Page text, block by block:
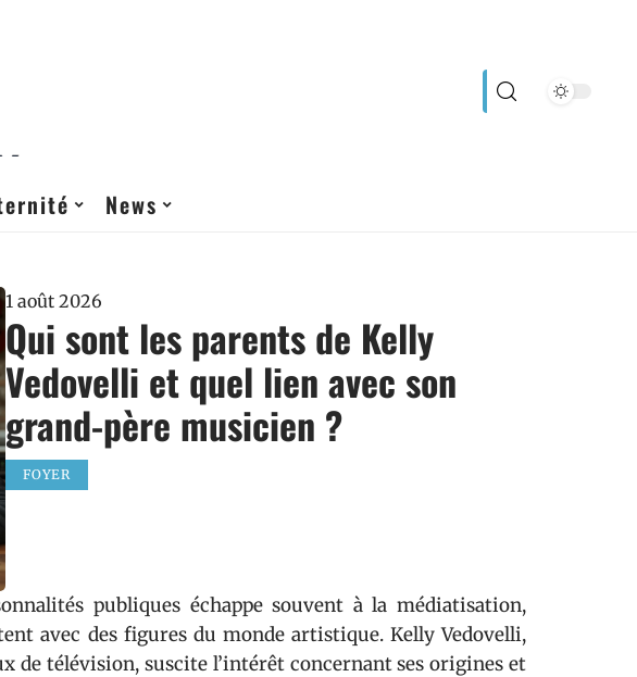
News
1 août 2026
Qui sont les parents de Kelly
Vedovelli et quel lien avec son
grand-père musicien ?
FOYER
publiques échappe souvent à la médiatisation,
avec des figures du monde artistique. Kelly Vedovelli,
de télévision, suscite l’intérêt concernant ses origines et